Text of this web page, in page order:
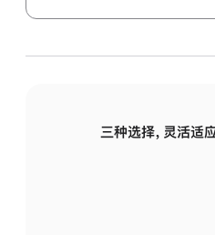
三种选择，灵活适